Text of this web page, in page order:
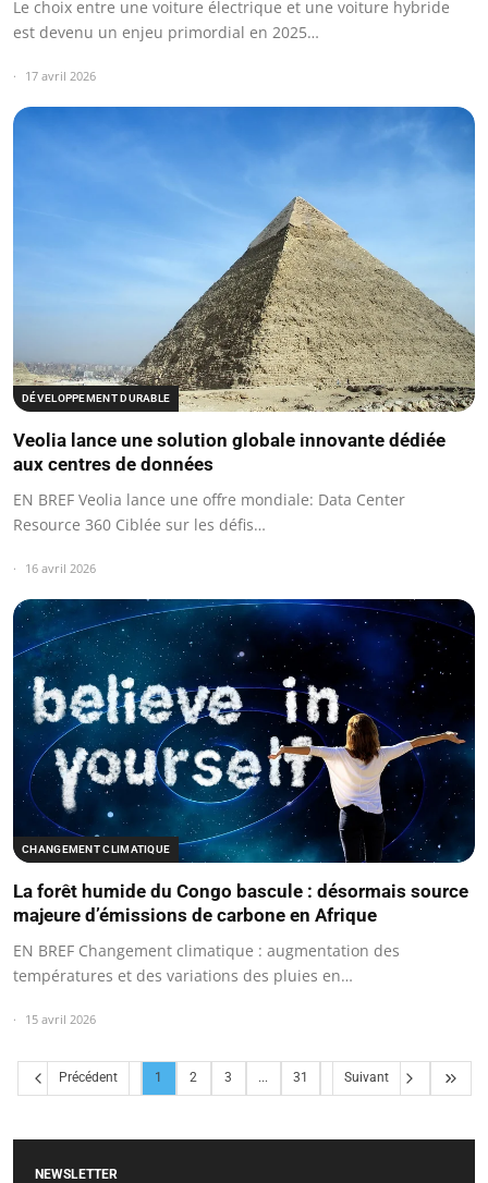
Le choix entre une voiture électrique et une voiture hybride
est devenu un enjeu primordial en 2025…
17 avril 2026
DÉVELOPPEMENT DURABLE
Veolia lance une solution globale innovante dédiée
aux centres de données
EN BREF Veolia lance une offre mondiale: Data Center
Resource 360 Ciblée sur les défis…
16 avril 2026
CHANGEMENT CLIMATIQUE
La forêt humide du Congo bascule : désormais source
majeure d’émissions de carbone en Afrique
EN BREF Changement climatique : augmentation des
températures et des variations des pluies en…
15 avril 2026
Précédent 1 2 3 ... 31 Suivant
NEWSLETTER